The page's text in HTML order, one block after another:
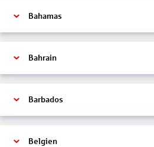
Bahamas
Bahrain
Barbados
Belgien